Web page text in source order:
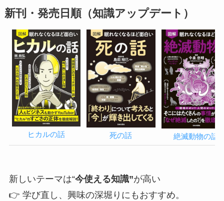
新刊・発売日順（知識アップデート）
ヒカルの話 死の話 絶滅動物の話
新しいテーマは“今使える知識”が高い
👉 学び直し、興味の深堀りにもおすすめ。